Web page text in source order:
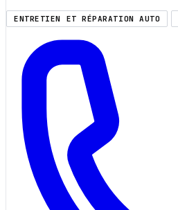
ENTRETIEN ET RÉPARATION AUTO